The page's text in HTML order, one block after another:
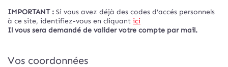
IMPORTANT : Si vous avez déjà des codes d'accés personnels
à ce site, identifiez-vous en cliquant ici
Il vous sera demandé de valider votre compte par mail.
Vos coordonnées